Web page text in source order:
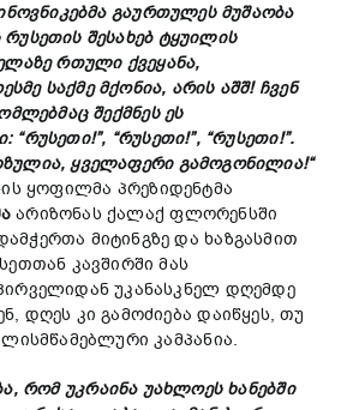
გაურთულეს მუშაობა
რუსეთის შესახებ ტყუილის
რთული ქვეყანა,
საქმე მქონია, არის აშშ! ჩვენ
შექმნეს ეს
: “რუსეთი!”, “რუსეთი!”, “რუსეთი!”.
,ყველაფერი გამოგონილია!“
ყოფილმა პრეზიდენტმა
არიზონას ქალაქ ფლორენსში
მიტინგზე და ხაზგასმით
კავშირში მას
უკანასკნელ დღემდე
დღეს კი გამოძიება დაიწყეს, თუ
კამპანია.
, რომ უკრაინა უახლოეს ხანებში